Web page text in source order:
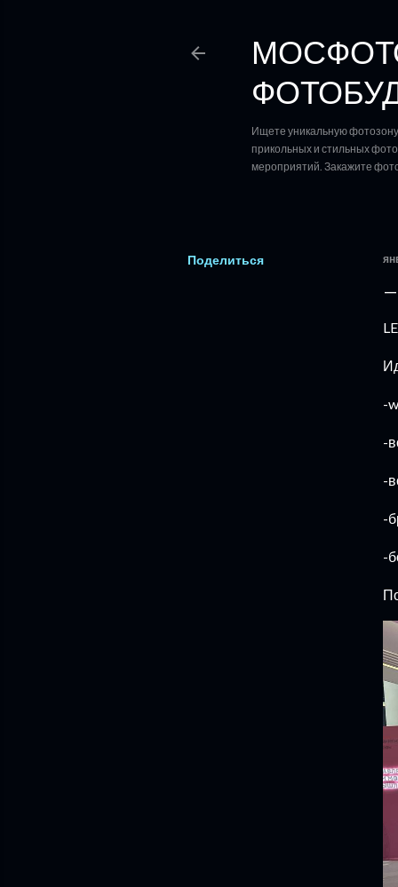
Ищете уникальную
прикольных и стильных
мероприятий. Закажите
Поделиться
-
-
-
-
-